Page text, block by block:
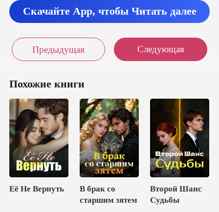
ъесть еще
несколько дней назад, просто
очешь знать
ес
Скачайте App, чтобы Читать далее
Предыдущая Следующая
Похожие книги
Её Не Вернуть
В брак со
старшим зятем
Второй Шанс
Судьбы